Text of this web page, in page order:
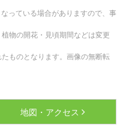
っている場合がありますので、事
物の開花・見頃期間などは変更
ものとなります。画像の無断転
地図・アクセス